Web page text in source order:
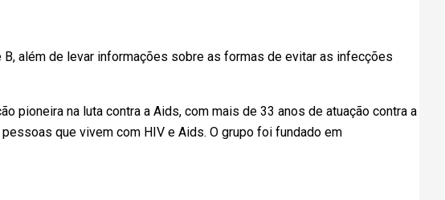
além de levar informações sobre as formas de evitar as infecções
pioneira na luta contra a Aids, com mais de 33 anos de atuação contra a
que vivem com HIV e Aids. O grupo foi fundado em